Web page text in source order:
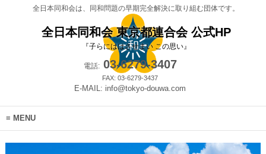
全日本同和会は、同和問題の早期完全解決に取り組む団体です。
全日本同和会 東京都連合会 公式HP
『子らにははさせまい この思い』
電話:03-6279-3407
FAX: 03-6279-3437
E-MAIL: info@tokyo-douwa.com
MENU